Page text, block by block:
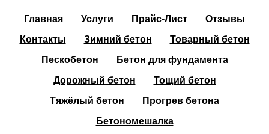
Главная Услуги Прайс-Лист
Отзывы
Контакты
Зимний бетон
Товарный бетон
Пескобетон
Бетон для фундамента
Дорожный бетон
Тощий бетон
Тяжёлый бетон
Прогрев бетона
Бетономешалка